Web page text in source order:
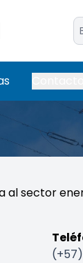
al sector